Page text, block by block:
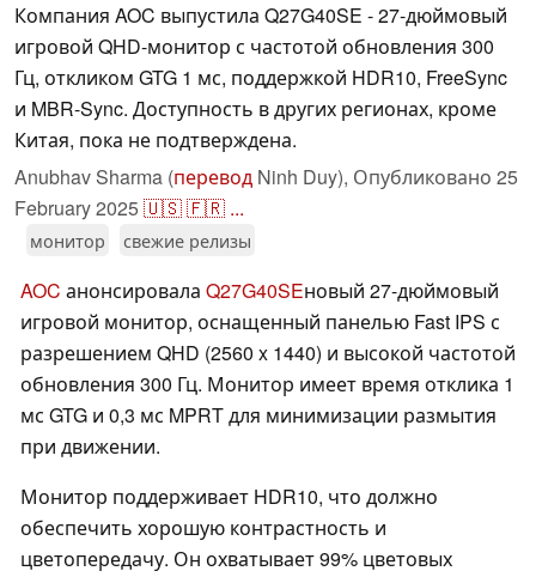
Компания AOC выпустила Q27G40SE - 27-дюймовый
игровой QHD-монитор с частотой обновления 300
Гц, откликом GTG 1 мс, поддержкой HDR10, FreeSync
и MBR-Sync. Доступность в других регионах, кроме
Китая, пока не подтверждена.
Anubhav Sharma (перевод Ninh Duy), Опубликовано 25
February 2025🇺🇸🇫🇷 ...
монитор свежие релизы
AOC анонсировала Q27G40SEновый 27-дюймовый
игровой монитор, оснащенный панелью Fast IPS с
разрешением QHD (2560 x 1440) и высокой частотой
обновления 300 Гц. Монитор имеет время отклика 1
мс GTG и 0,3 мс MPRT для минимизации размытия
при движении.
Монитор поддерживает HDR10, что должно
обеспечить хорошую контрастность и
цветопередачу. Он охватывает 99% цветовых